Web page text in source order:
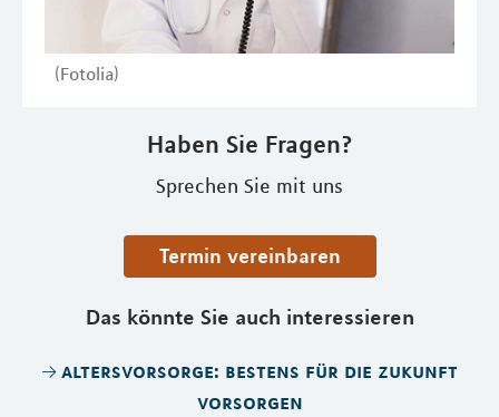
(Fotolia)
Haben Sie Fragen?
Sprechen Sie mit uns
Termin vereinbaren
Das könnte Sie auch interessieren
altersvorsorge: bestens für die zukunft
vorsorgen